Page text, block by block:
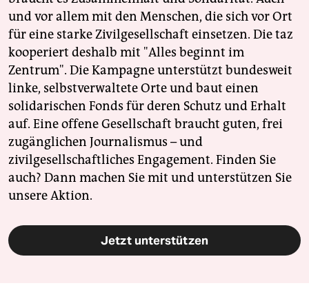
und vor allem mit den Menschen, die sich vor Ort
für eine starke Zivilgesellschaft einsetzen. Die taz
kooperiert deshalb mit "Alles beginnt im
Zentrum". Die Kampagne unterstützt bundesweit
linke, selbstverwaltete Orte und baut einen
solidarischen Fonds für deren Schutz und Erhalt
auf. Eine offene Gesellschaft braucht guten, frei
zugänglichen Journalismus – und
zivilgesellschaftliches Engagement. Finden Sie
auch? Dann machen Sie mit und unterstützen Sie
unsere Aktion.
Jetzt unterstützen